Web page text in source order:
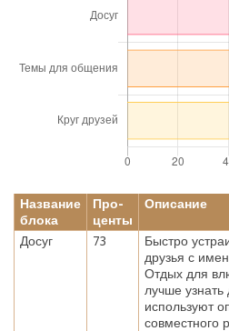
Название
блока
Про-
центы
Описание
Досуг 73
Быстро
друзья с
Отдых для
лучше узнать
используют
совместного